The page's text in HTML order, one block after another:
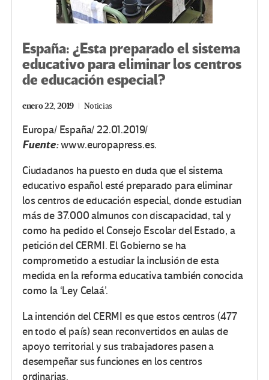
España: ¿Esta preparado el sistema
educativo para eliminar los centros
de educación especial?
enero 22, 2019 Noticias
Europa/ España/ 22.01.2019/
Fuente:www.europapress.es.
Ciudadanos ha puesto en duda que el sistema
educativo español esté preparado para eliminar
los centros de educación especial, donde estudian
más de 37.000 almunos con discapacidad, tal y
como ha pedido el Consejo Escolar del Estado, a
petición del CERMI. El Gobierno se ha
comprometido a estudiar la inclusión de esta
medida en la reforma educativa también conocida
como la ‘Ley Celaá’.
La intención del CERMI es que estos centros (477
en todo el país) sean reconvertidos en aulas de
apoyo territorial y sus trabajadores pasen a
desempeñar sus funciones en los centros
ordinarias.